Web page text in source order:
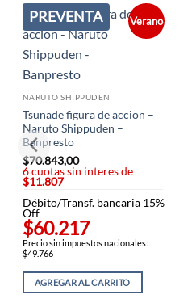
PREVENTA Verano
NARUTO SHIPPUDEN
Tsunade figura de accion –
Naruto Shippuden –
Banpresto
$70.843,00
6 cuotas sin interes de
$11.807
Débito/Transf. bancaria 15%
Off
$60.217
Precio sin impuestos nacionales:
$49.766
AGREGAR AL CARRITO